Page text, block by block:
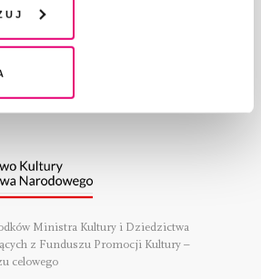
zgody nie wpływa na
danych przed jej wycofaniem
Ministra Kultury i Dziedzictwa
z Funduszu Promocji Kultury –
celowego